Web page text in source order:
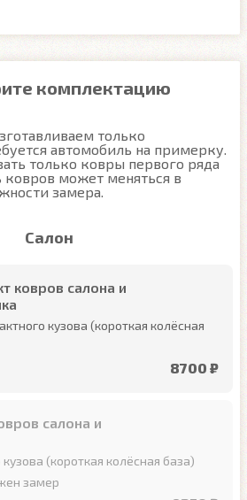
комплектацию
только
автомобиль на примерку.
только ковры первого ряда
ковров может меняться в
Салон
ковров салона и
кузова (короткая колёсная
8700 ₽
салона и
(короткая колёсная база)
замер